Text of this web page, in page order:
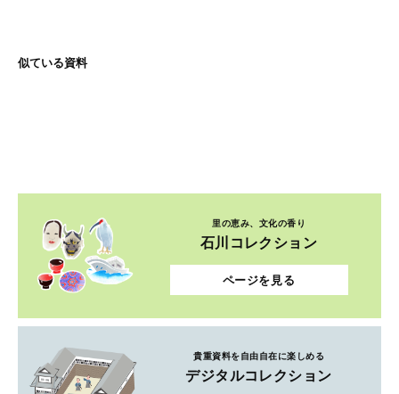
似ている資料
里の恵み、文化の香り
石川コレクション
ページを見る
貴重資料を自由自在に楽しめる
デジタルコレクション